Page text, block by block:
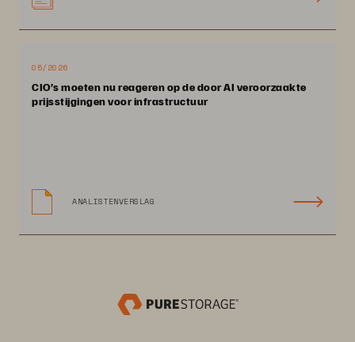
05/2026
CIO’s moeten nu reageren op de door AI veroorzaakte
prijsstijgingen voor infrastructuur
ANALISTENVERSLAG